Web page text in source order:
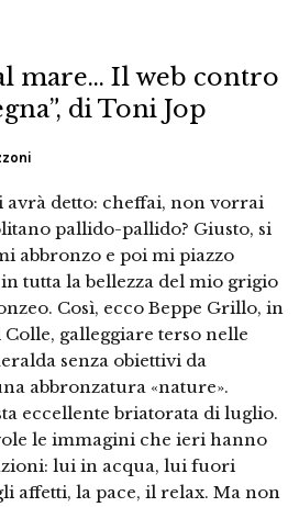
mare… Il web contro
di Toni Jop
detto: cheffai, non vorrai
pallido-pallido? Giusto, si
abbronzo e poi mi piazzo
tutta la bellezza del mio grigio
Così, ecco Beppe Grillo, in
Colle, galleggiare terso nelle
senza obiettivi da
abbronzatura «nature».
eccellente briatorata di luglio.
le immagini che ieri hanno
lui in acqua, lui fuori
affetti, la pace, il relax. Ma non